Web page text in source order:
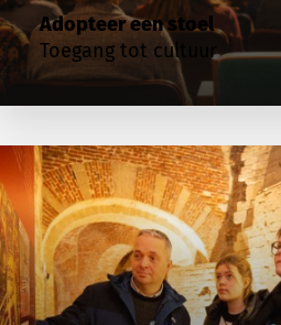
Adopteer een stoel
Toegang tot cultuur